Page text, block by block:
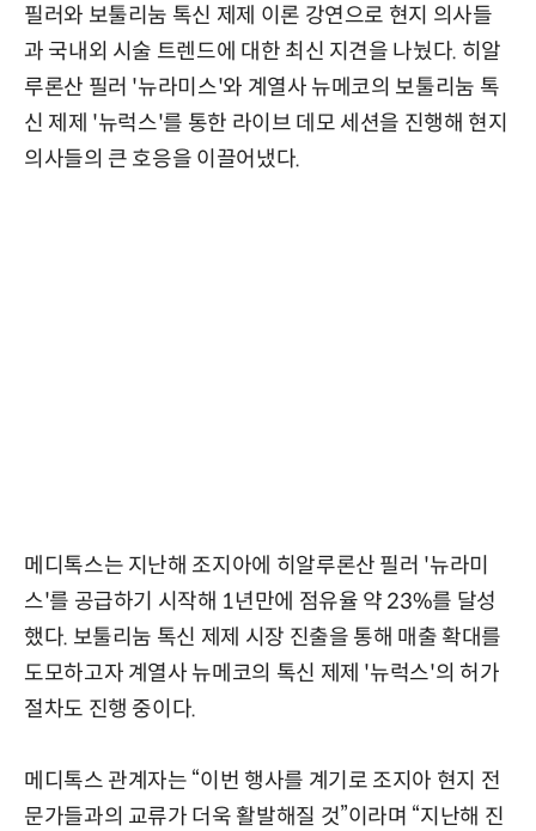
필러와 보툴리눔 톡신 제제 이론 강연으로 현지 의사들
과 국내외 시술 트렌드에 대한 최신 지견을 나눴다. 히알
루론산 필러 '뉴라미스'와 계열사 뉴메코의 보툴리눔 톡
신 제제 '뉴럭스'를 통한 라이브 데모 세션을 진행해 현지
의사들의 큰 호응을 이끌어냈다.
메디톡스는 지난해 조지아에 히알루론산 필러 '뉴라미
스'를 공급하기 시작해 1년만에 점유율 약 23%를 달성
했다. 보툴리눔 톡신 제제 시장 진출을 통해 매출 확대를
도모하고자 계열사 뉴메코의 톡신 제제 '뉴럭스'의 허가
절차도 진행 중이다.
메디톡스 관계자는 “이번 행사를 계기로 조지아 현지 전
문가들과의 교류가 더욱 활발해질 것”이라며 “지난해 진